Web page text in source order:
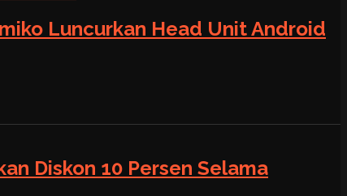
Luncurkan Head Unit Android
Diskon 10 Persen Selama